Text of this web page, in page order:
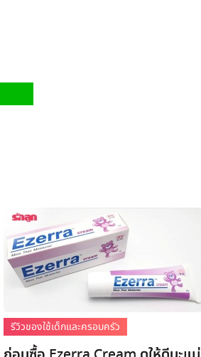
รีวิวของใช้เด็กและครอบครัว